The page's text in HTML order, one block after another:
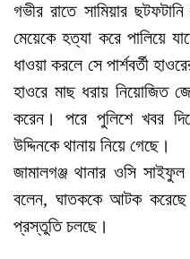
গভীর রাতে সামিয়ার
মেয়েকে হত্যা করে পালিয়ে
ধাওয়া করলে সে পার্শবর্তী
হাওরে মাছ ধরায় নিয়োজিত
করেন। পরে পুলিশে খবর
উদ্দিনকে থানায় নিয়ে গেছে।
জামালগঞ্জ থানার ওসি
বলেন, ঘাতককে আটক করেছে
প্রস্তুতি চলছে।